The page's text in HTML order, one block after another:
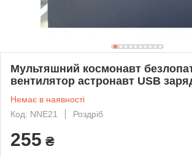
Мультяшний космонавт
вентилятор астронавт USB
Немає в наявності
Код: NNE21
Роздріб
255 ₴